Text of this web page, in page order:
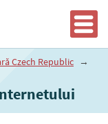
Czech Republic →